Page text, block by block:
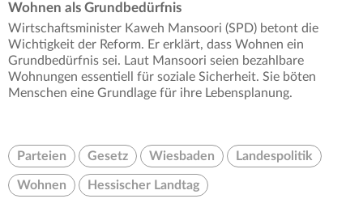
Wohnen als Grundbedürfnis
Wirtschaftsminister Kaweh Mansoori (SPD) betont die
Wichtigkeit der Reform. Er erklärt, dass Wohnen ein
Grundbedürfnis sei. Laut Mansoori seien bezahlbare
Wohnungen essentiell für soziale Sicherheit. Sie böten
Menschen eine Grundlage für ihre Lebensplanung.
Parteien Gesetz Wiesbaden Landespolitik
Wohnen Hessischer Landtag